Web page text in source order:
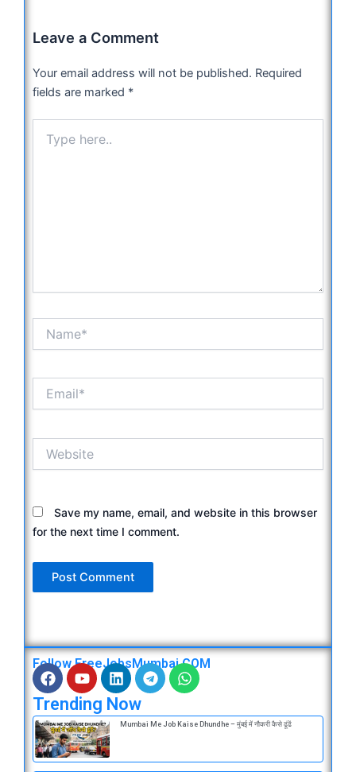
Leave a Comment
Your email address will not be published. Required
fields are marked *
here..
Save my name, email, and website in this browser
for the next time I comment.
Follow FreeJobsMumbai.COM
F
a
c
e
b
o
Y
o
u
t
u
b
L
i
n
k
T
e
e
W
h
t
Trending Now
Mumbai Me Job Kaise Dhundhe – मुंबई में नौकरी कैसे ढूंढें